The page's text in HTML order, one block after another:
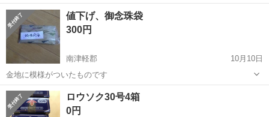
3時間半程度 匂いが少ない 花御堂ローソク15号6本 弘前駅付近での
手渡しのみ
青森 弘前市 弘前駅 冠婚葬祭
値下げ、御念珠袋
300円
南津軽郡
10月10日
金地に模様がついたものです
青森 南津軽郡 冠婚葬祭 念珠
ロウソク30号4箱
0円